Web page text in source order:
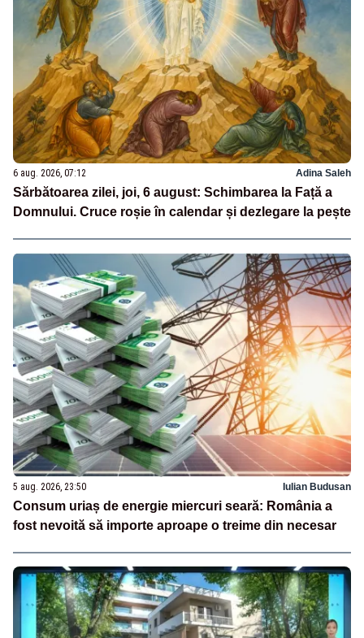
6 aug. 2026, 07:12 Adina Saleh
Sărbătoarea zilei, joi, 6 august: Schimbarea la Față a
Domnului. Cruce roșie în calendar și dezlegare la pește
5 aug. 2026, 23:50 Iulian Budusan
Consum uriaș de energie miercuri seară: România a
fost nevoită să importe aproape o treime din necesar